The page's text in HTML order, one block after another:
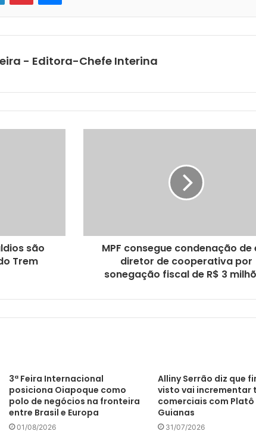
- Editora-Chefe Interina
são
Trem
MPF consegue condenação de
diretor de cooperativa por
sonegação fiscal de R$ 3
3ª Feira Internacional
posiciona Oiapoque como
polo de negócios na fronteira
entre Brasil e Europa
01/08/2026
Alliny Serrão diz que
visto vai incrementar
comerciais com Platô
Guianas
31/07/2026